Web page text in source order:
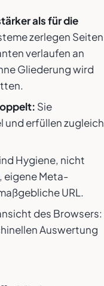
als für die
zerlegen Seiten
verlaufen an
Gliederung wird
Sie
und erfüllen zugleich
Hygiene, nicht
, eigene Meta-
URL.
des Browsers:
Auswertung